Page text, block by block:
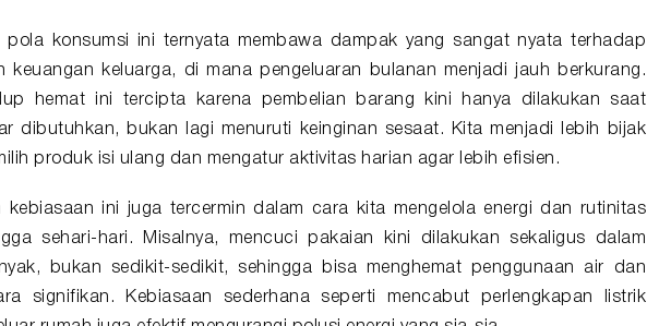
pola konsumsi ini ternyata membawa dampak yang sangat nyata terhadap
keuangan keluarga, di mana pengeluaran bulanan menjadi jauh berkurang.
hemat ini tercipta karena pembelian barang kini hanya dilakukan saat
dibutuhkan, bukan lagi menuruti keinginan sesaat. Kita menjadi lebih bijak
produk isi ulang dan mengatur aktivitas harian agar lebih efisien.
kebiasaan ini juga tercermin dalam cara kita mengelola energi dan rutinitas
sehari-hari. Misalnya, mencuci pakaian kini dilakukan sekaligus dalam
bukan sedikit-sedikit, sehingga bisa menghemat penggunaan air dan
signifikan. Kebiasaan sederhana seperti mencabut perlengkapan listrik